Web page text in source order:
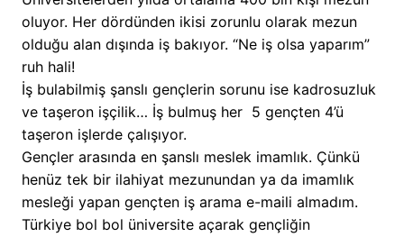
oluyor. Her dördünden ikisi zorunlu olarak mezun
olduğu alan dışında iş bakıyor. “Ne iş olsa yaparım”
ruh hali!
İş bulabilmiş şanslı gençlerin sorunu ise kadrosuzluk
ve taşeron işçilik… İş bulmuş her 5 gençten 4’ü
taşeron işlerde çalışıyor.
Gençler arasında en şanslı meslek imamlık. Çünkü
henüz tek bir ilahiyat mezunundan ya da imamlık
mesleği yapan gençten iş arama e-maili almadım.
Türkiye bol bol üniversite açarak gençliğin